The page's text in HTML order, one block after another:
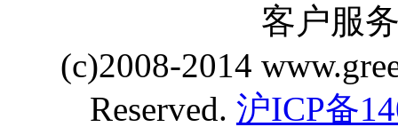
客户服
(c)2008-2014
Reserved. 沪ICP备